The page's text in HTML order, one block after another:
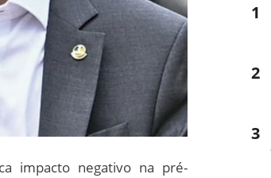
impacto negativo na pré-
1
2
3